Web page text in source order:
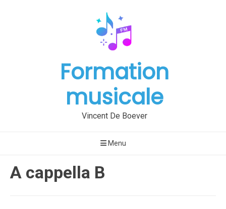
Formation
musicale
Vincent De Boever
Menu
A cappella B